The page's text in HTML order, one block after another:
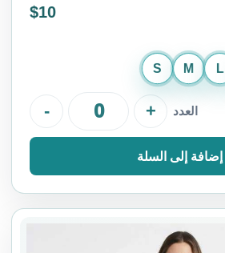
$10
S M L
العدد - +
إضافة إلى السلة